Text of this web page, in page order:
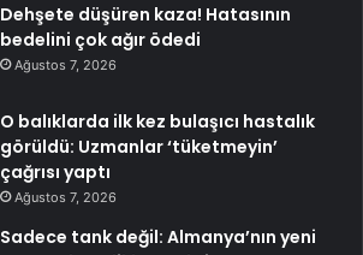
Dehşete düşüren kaza! Hatasının
bedelini çok ağır ödedi
Ağustos 7, 2026
O balıklarda ilk kez bulaşıcı hastalık
görüldü: Uzmanlar ‘tüketmeyin’
çağrısı yaptı
Ağustos 7, 2026
Sadece tank değil: Almanya’nın yeni